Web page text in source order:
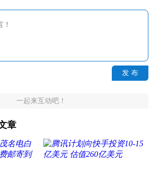
发 布
一起来互动吧！
章